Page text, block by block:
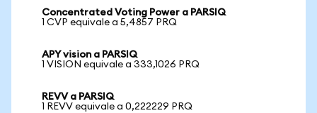
Concentrated Voting Power a PARSIQ
1 CVP equivale a 5,4857 PRQ
APY vision a PARSIQ
1 VISION equivale a 333,1026 PRQ
REVV a PARSIQ
1 REVV equivale a 0,222229 PRQ